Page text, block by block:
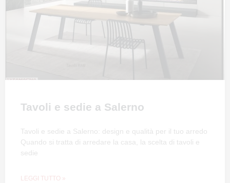
Tavoli e sedie a Salerno
Tavoli e sedie a Salerno: design e qualità per il tuo arredo
Quando si tratta di arredare la casa, la scelta di tavoli e
sedie
LEGGI TUTTO »